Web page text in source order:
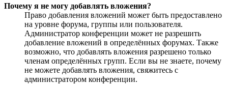
Почему я не могу добавлять вложения?
Право добавления вложений может быть предоставлено
на уровне форума, группы или пользователя.
Администратор конференции может не разрешить
добавление вложений в определённых форумах. Также
возможно, что добавлять вложения разрешено только
членам определённых групп. Если вы не знаете, почему
не можете добавлять вложения, свяжитесь с
администратором конференции.